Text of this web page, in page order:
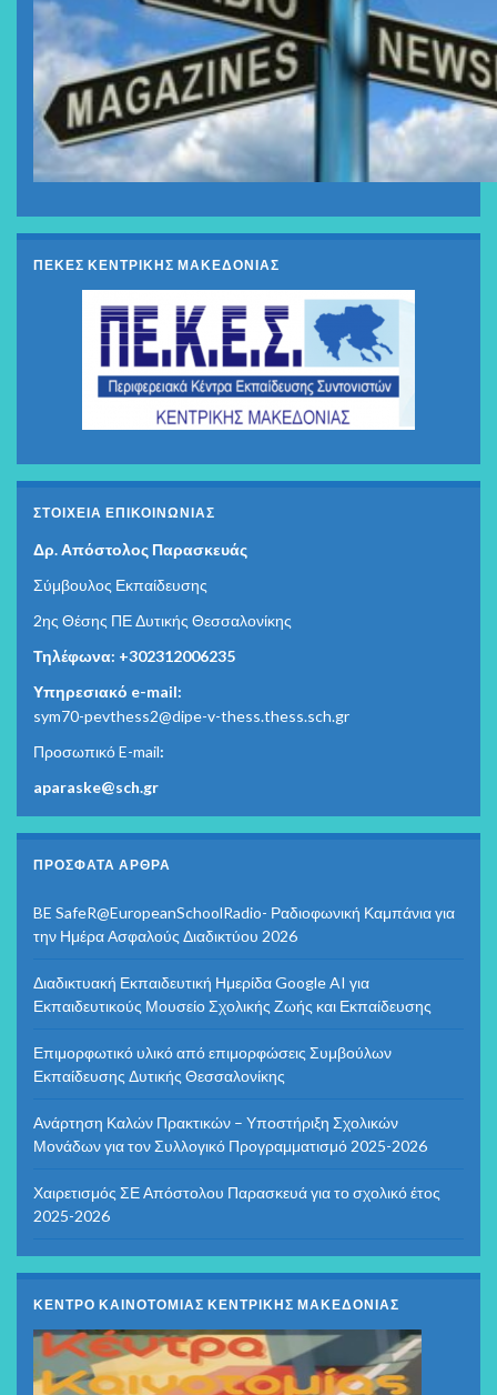
ΠΕΚΕΣ ΚΕΝΤΡΙΚΗΣ ΜΑΚΕΔΟΝΙΑΣ
ΣΤΟΙΧΕΊΑ ΕΠΙΚΟΙΝΩΝΊΑΣ
Δρ. Απόστολος Παρασκευάς
Σύμβουλος Εκπαίδευσης
2ης Θέσης ΠΕ Δυτικής Θεσσαλονίκης
Τηλέφωνα: +302312006235
Υπηρεσιακό e-mail:
sym70-pevthess2@dipe-v-thess.thess.sch.gr
Προσωπικό E-mail:
aparaske@sch.gr
ΠΡΌΣΦΑΤΑ ΆΡΘΡΑ
BE SafeR@EuropeanSchoolRadio- Ραδιοφωνική Καμπάνια για
την Ημέρα Ασφαλούς Διαδικτύου 2026
Διαδικτυακή Εκπαιδευτική Ημερίδα Google AI για
Εκπαιδευτικούς Μουσείο Σχολικής Ζωής και Εκπαίδευσης
Επιμορφωτικό υλικό από επιμορφώσεις Συμβούλων
Εκπαίδευσης Δυτικής Θεσσαλονίκης
Ανάρτηση Καλών Πρακτικών – Υποστήριξη Σχολικών
Μονάδων για τον Συλλογικό Προγραμματισμό 2025-2026
Χαιρετισμός ΣΕ Απόστολου Παρασκευά για το σχολικό έτος
2025-2026
ΚΕΝΤΡΟ ΚΑΙΝΟΤΟΜΙΑΣ ΚΕΝΤΡΙΚΗΣ ΜΑΚΕΔΟΝΙΑΣ